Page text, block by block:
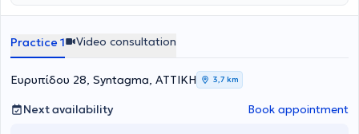
Practice 1 Video consultation
Ευρυπίδου 28, Syntagma, ΑΤΤΙΚΗ 3,7 km
Next availability Book appointment